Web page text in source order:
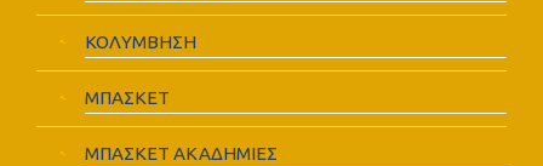
ΚΟΛΥΜΒΗΣΗ
ΜΠΑΣΚΕΤ
ΜΠΑΣΚΕΤ ΑΚΑΔΗΜΙΕΣ